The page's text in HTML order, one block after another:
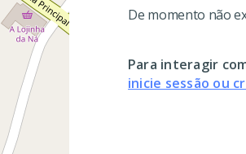
De momento não
Para interagir
inicie sessão ou